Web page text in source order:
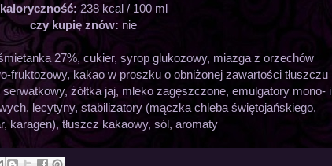
kaloryczność: 238 kcal / 100 ml
czy kupię znów: nie
27%, cukier, syrop glukozowy, miazga z orzechów
fruktozowy, kakao w proszku o obniżonej zawartości tłuszczu
żółtka jaj, mleko zagęszczone, emulgatory mono- i
lecytyny, stabilizatory (mączka chleba świętojańskiego,
karagen), tłuszcz kakaowy, sól, aromaty